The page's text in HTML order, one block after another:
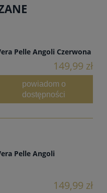
Pelle Angoli Czerwona
149,99 zł
powiadom o
dostępności
Pelle Angoli
149,99 zł